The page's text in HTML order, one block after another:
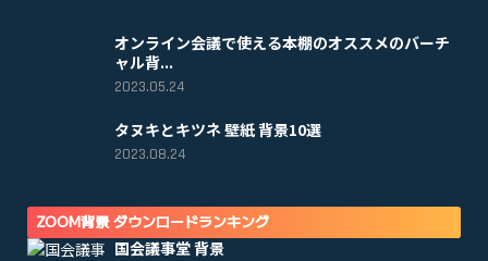
オンライン会議で使える本棚のオススメのバーチ
ャル背...
2023.05.24
タヌキとキツネ 壁紙 背景10選
2023.08.24
ZOOM背景 ダウンロードランキング
国会議事堂 背景